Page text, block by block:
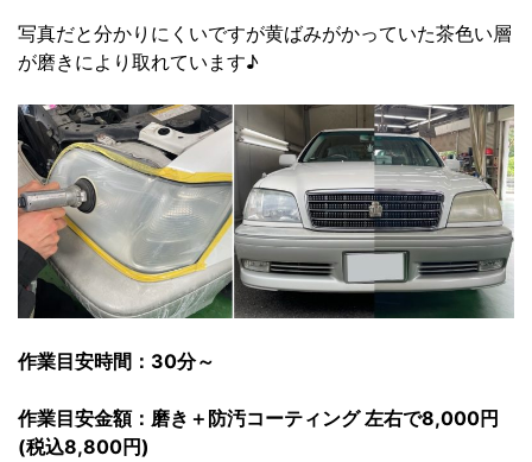
写真だと分かりにくいですが黄ばみがかっていた茶色い層
が磨きにより取れています♪
作業目安時間：30分～
作業目安金額：磨き＋防汚コーティング 左右で8,000円
(税込8,800円)